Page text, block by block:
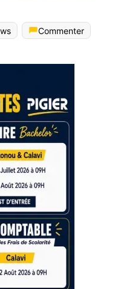
Commenter